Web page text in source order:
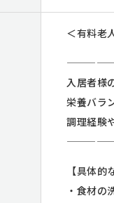
＜有料老
入居者様
栄養バラ
調理経験
【具体的
・食材の